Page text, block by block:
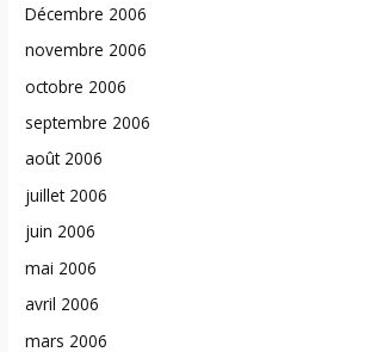
Décembre 2006
novembre 2006
octobre 2006
septembre 2006
août 2006
juillet 2006
juin 2006
mai 2006
avril 2006
mars 2006